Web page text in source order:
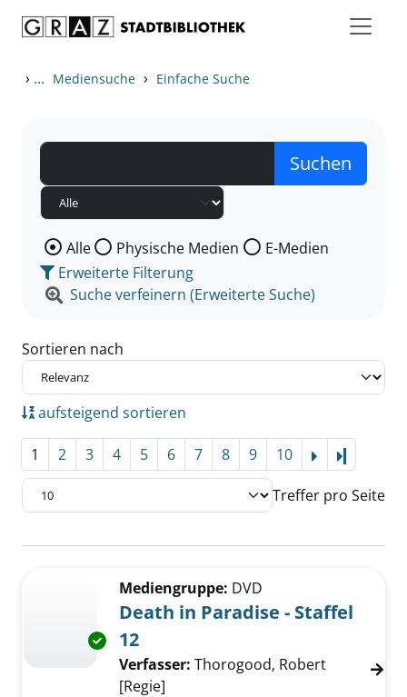
› ... Mediensuche › Einfache Suche
Wählen Sie die Medienart nach der Sie suchen wollen.
Alle Physische Medien
E-Medien
Erweiterte Filterung
Suche verfeinern (Erweiterte Suche)
Sortieren nach
aufsteigend sortieren
1 2 3 4 5 6 7 8 9 10
Treffer pro Seite
Zu den Suchfiltern springen
Exemplar-Details von Death in Paradise -
Mediengruppe: DVD
Death in Paradise - Staffel
12
Verfasser: Thorogood, Robert
[Regie]